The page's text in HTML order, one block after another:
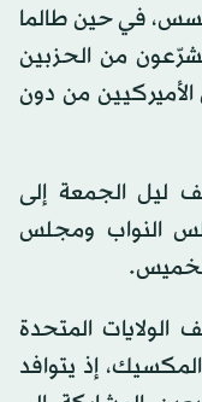
في حين طالما
من الحزبين
من دون
ليل الجمعة إلى
النواب ومجلس
المتحدة
والمكسيك، إذ يتوافد